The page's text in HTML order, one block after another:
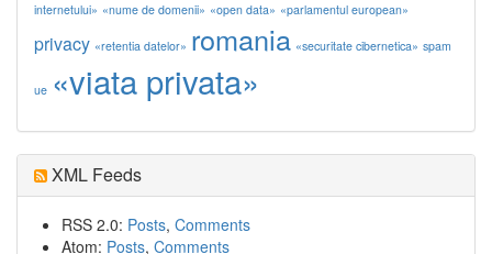
internetului» «nume de domenii» «open data» «parlamentul european»
privacy «retentia datelor» romania «securitate cibernetica» spam
ue «viata privata»
XML Feeds
RSS 2.0: Posts, Comments
Atom: Posts, Comments